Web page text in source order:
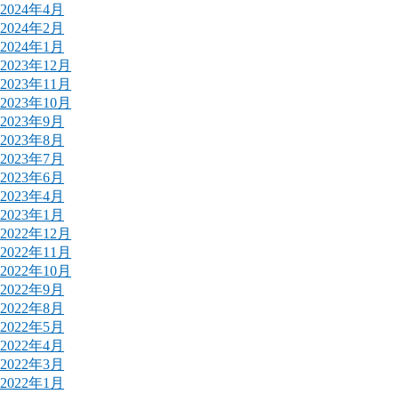
2024年4月
2024年2月
2024年1月
2023年12月
2023年11月
2023年10月
2023年9月
2023年8月
2023年7月
2023年6月
2023年4月
2023年1月
2022年12月
2022年11月
2022年10月
2022年9月
2022年8月
2022年5月
2022年4月
2022年3月
2022年1月